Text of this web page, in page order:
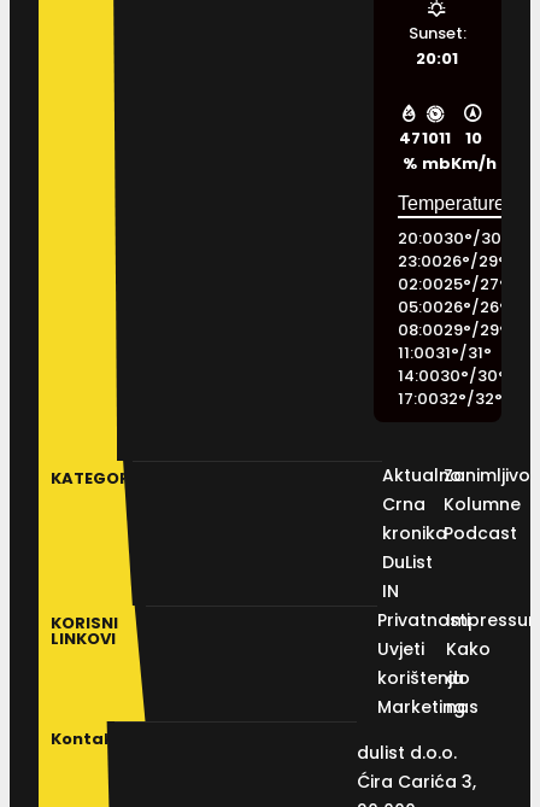
47
%
1011
mb
10
Km/h
Sunset:
20:01
20:0030°/30
23:0026°/29°
02:0025°/27°
05:0026°/26°
08:0029°/29°
11:0031°/31°
14:0030°/30°
17:0032°/32°
KATEGORIJE
Aktualno
Crna
kronika
DuList
IN
Kolumne
Podcast
KORISNI
LINKOVI
Privatnosti
Uvjeti
korištenja
Marketing
Kako
do
nas
Kontakt
dulist d.o.o.
Ćira Carića 3,